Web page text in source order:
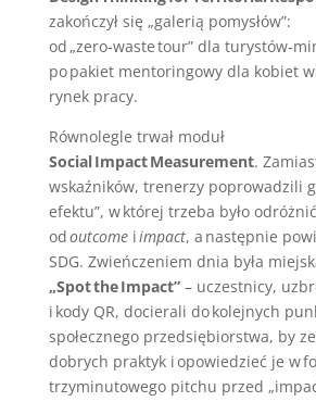
zakończył się „galerią pomysłów”:
od „zero‑waste tour” dla
po pakiet mentoringowy dla kobiet
rynek pracy.
Równolegle trwał moduł
Social Impact Measurement.
wskaźników, trenerzy poprowadzili
efektu”, w której trzeba było odróżnić
odoutcomeiimpact, a następnie
SDG. Zwieńczeniem dnia była
„Spot the Impact”– uczestnicy,
i kody QR, docierali do kolejnych
społecznego przedsiębiorstwa, by
dobrych praktyk i opowiedzieć je w
trzyminutowego pitchu przed